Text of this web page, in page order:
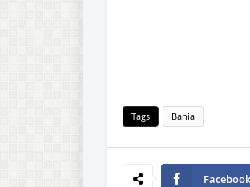
Tags Bahia
Facebook